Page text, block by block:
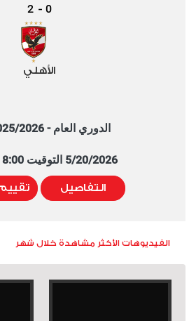
0
-
2
الأهلي
الدوري العام - 2025/2026
5/20/2026 التوقيت 8:00 PM
التفاصيل تقييم
الفيديوهات الأكثر مشاهدة خلال شهر